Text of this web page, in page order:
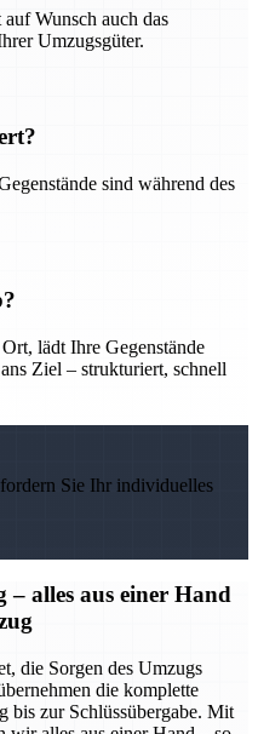
Wunsch auch das
Umzugsgüter.
sind während des
lädt Ihre Gegenstände
Ziel – strukturiert, schnell
Sie Ihr individuelles
alles aus einer Hand
die Sorgen des Umzugs
die komplette
bis zur Schlüssübergabe. Mit